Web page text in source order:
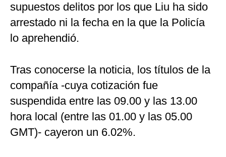
supuestos delitos por los que Liu ha sido
arrestado ni la fecha en la que la Policía
lo aprehendió.
Tras conocerse la noticia, los títulos de la
compañía -cuya cotización fue
suspendida entre las 09.00 y las 13.00
hora local (entre las 01.00 y las 05.00
GMT)- cayeron un 6.02%.